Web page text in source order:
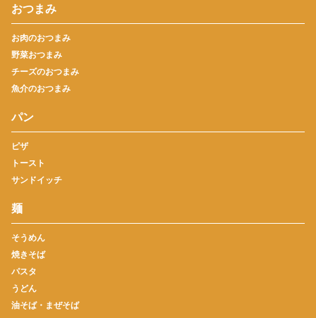
おつまみ
お肉のおつまみ
野菜おつまみ
チーズのおつまみ
魚介のおつまみ
パン
ピザ
トースト
サンドイッチ
麺
そうめん
焼きそば
パスタ
うどん
油そば・まぜそば